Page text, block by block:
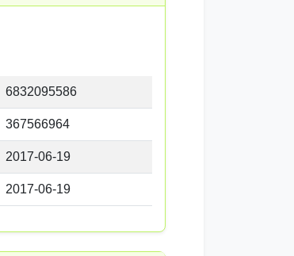
6832095586
367566964
2017-06-19
2017-06-19